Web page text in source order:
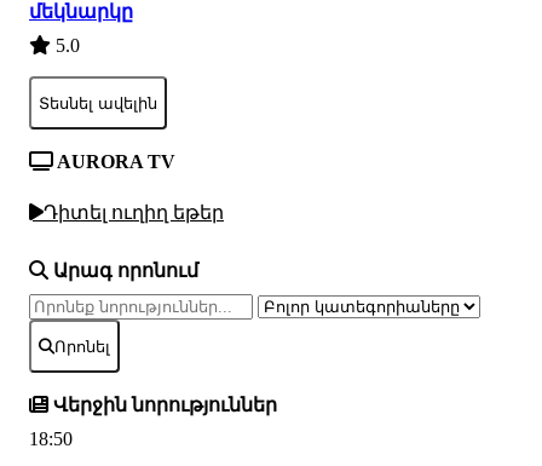
մեկնարկը
5.0
Տեսնել ավելին
AURORA TV
Դիտել ուղիղ եթեր
Արագ որոնում
Որոնել
Վերջին նորություններ
18:50